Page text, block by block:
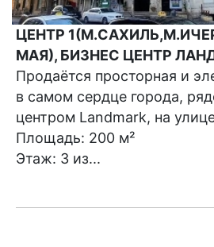
ЦЕНТР
МАЯ), БИЗНЕС ЦЕНТР
Продаётся просторная и
в самом сердце города,
центром Landmark, на
Площадь: 200 м²
Этаж: 3 из...